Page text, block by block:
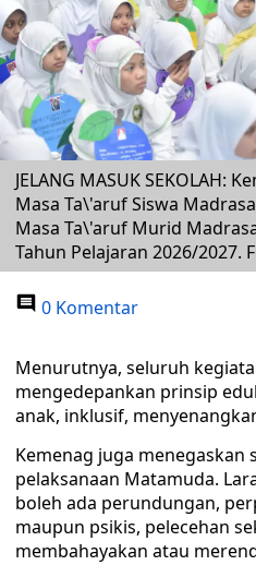
JELANG MASUK SEKOLAH:
Masa Ta\'aruf Siswa
Masa Ta\'aruf Murid
Tahun Pelajaran 2026/2027.
0 Komentar
Menurutnya, seluruh
mengedepankan prinsip
anak, inklusif,
Kemenag juga menegaskan
pelaksanaan Matamuda.
boleh ada perundungan,
maupun psikis, pelecehan
membahayakan atau